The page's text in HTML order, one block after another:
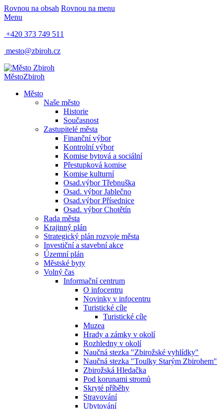
Rovnou na obsah Rovnou na menu
Menu
+420 373 749 511
mesto@zbiroh.cz
MěstoZbiroh
Město
Naše město
Historie
Současnost
Zastupitelé města
Finanční výbor
Kontrolní výbor
Komise bytová a sociální
Přestupková komise
Komise kulturní
Osad.výbor Třebnuška
Osad. výbor Jablečno
Osad.výbor Přísednice
Osad. výbor Chotětín
Rada města
Krajinný plán
Strategický plán rozvoje města
Investiční a stavební akce
Územní plán
Městské byty
Volný čas
Informační centrum
O infocentru
Novinky v infocentru
Turistické cíle
Turistické cíle
Muzea
Hrady a zámky v okolí
Rozhledny v okolí
Naučná stezka "Zbirožské vyhlídky"
Naučná stezka "Toulky Starým Zbirohem"
Zbirožská Hledačka
Pod korunami stromů
Skryté příběhy
Stravování
Ubytování